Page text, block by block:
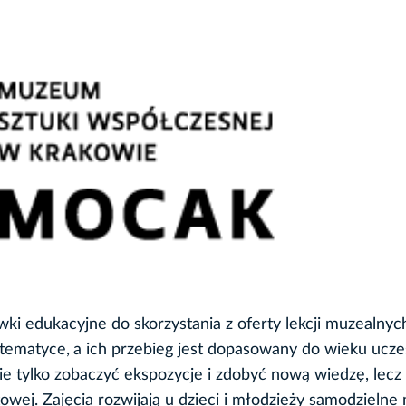
edukacyjne do skorzystania z oferty lekcji
a ich przebieg jest dopasowany do wieku
tylko zobaczyć ekspozycje i zdobyć nową wiedzę, lecz
Zajęcia rozwijają u dzieci i młodzieży samodzielne